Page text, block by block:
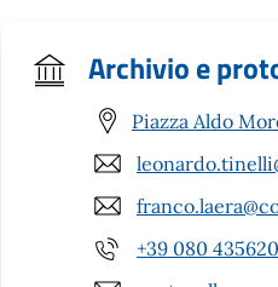
Archivio e
Piazza Aldo
+39 080